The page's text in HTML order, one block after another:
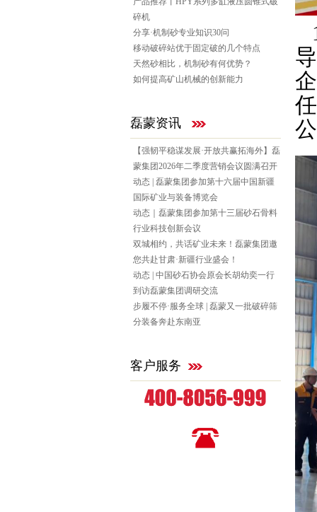
碎机
分享·机制砂专业知识30问
移动破碎站优于固定破的几个特点
天然砂相比，机制砂有何优势？
如何提高矿山机械的创新能力
磊蒙资讯
【强韧平稳谋发展·开放共赢拓海外】磊
蒙集团2026年二季度营销会议圆满召开
动态 | 磊蒙集团参加第十六届中国新疆
国际矿业与装备博览会
动态｜磊蒙集团参加第十三届砂石骨料
行业科技创新会议
双城相约，共话矿业未来！磊蒙集团邀
您共赴甘肃·新疆行业盛会！
动态 | 中国砂石协会原会长胡幼奕一行
到访磊蒙集团调研交流
步履不停·服务全球 | 磊蒙又一批破碎筛
分装备奔赴东南亚
客户服务
任